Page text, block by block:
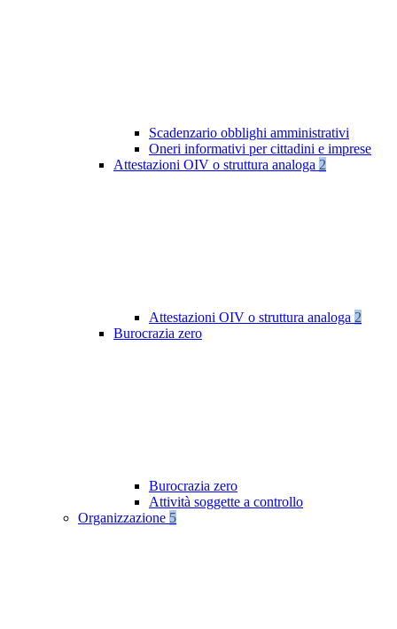
Scadenzario obblighi amministrativi
Oneri informativi per cittadini e imprese
Attestazioni OIV o struttura analoga 2
Attestazioni OIV o struttura analoga 2
Burocrazia zero
Burocrazia zero
Attività soggette a controllo
Organizzazione 5